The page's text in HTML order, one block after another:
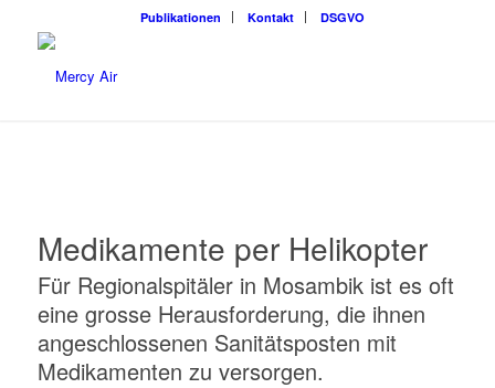
Publikationen Kontakt DSGVO
Medikamente per Helikopter
Für Regionalspitäler in Mosambik ist es oft
eine grosse Herausforderung, die ihnen
angeschlossenen Sanitätsposten mit
Medikamenten zu versorgen.